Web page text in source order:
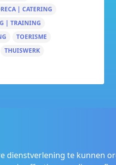
| CATERING
| TRAINING
TOERISME
THUISWERK
dienstverlening te kunnen